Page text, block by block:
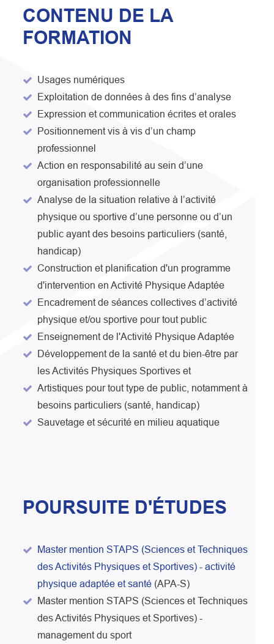
CONTENU DE LA
FORMATION
Usages numériques
Exploitation de données à des fins d’analyse
Expression et communication écrites et orales
Positionnement vis à vis d’un champ
professionnel
Action en responsabilité au sein d’une
organisation professionnelle
Analyse de la situation relative à l’activité
physique ou sportive d’une personne ou d’un
public ayant des besoins particuliers (santé,
handicap)
Construction et planification d'un programme
d'intervention en Activité Physique Adaptée
Encadrement de séances collectives d’activité
physique et/ou sportive pour tout public
Enseignement de l'Activité Physique Adaptée
Développement de la santé et du bien-être par
les Activités Physiques Sportives et
Artistiques pour tout type de public, notamment à
besoins particuliers (santé, handicap)
Sauvetage et sécurité en milieu aquatique
POURSUITE D'ÉTUDES
Master mention STAPS (Sciences et Techniques
des Activités Physiques et Sportives) - activité
physique adaptée et santé (APA-S)
Master mention STAPS (Sciences et Techniques
des Activités Physiques et Sportives) -
management du sport